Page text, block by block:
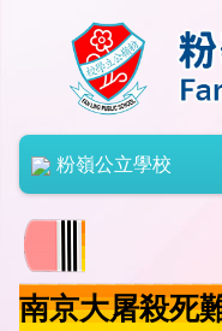
粉嶺公立學校
南京大屠殺死